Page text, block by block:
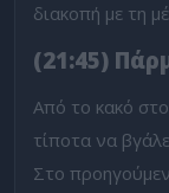
διακοπή με τη
(21:45)
Από το κακό
τίποτα να
Στο